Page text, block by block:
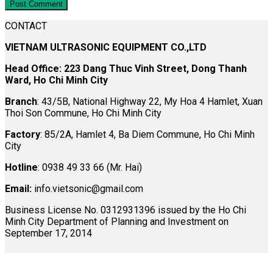
CONTACT
VIETNAM ULTRASONIC EQUIPMENT CO.,LTD
Head Office: 223 Dang Thuc Vinh Street, Dong Thanh
Ward, Ho Chi Minh City
Branch: 43/5B, National Highway 22, My Hoa 4 Hamlet, Xuan
Thoi Son Commune, Ho Chi Minh City
Factory: 85/2A, Hamlet 4, Ba Diem Commune, Ho Chi Minh
City
Hotline: 0938 49 33 66 (Mr. Hai)
Email: info.vietsonic@gmail.com
Business License No. 0312931396 issued by the Ho Chi
Minh City Department of Planning and Investment on
September 17, 2014